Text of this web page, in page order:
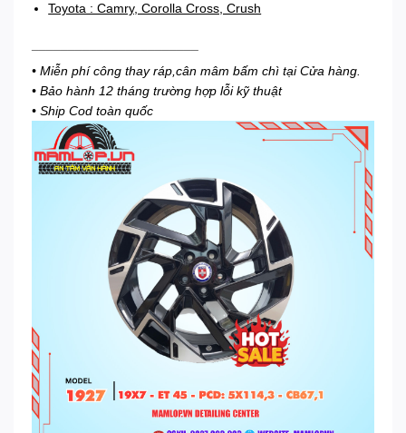
Toyota : Camry, Corolla Cross, Crush
• Miễn phí công thay ráp,cân mâm bấm chì tại Cửa hàng.
• Bảo hành 12 tháng trường hợp lỗi kỹ thuật
• Ship Cod toàn quốc